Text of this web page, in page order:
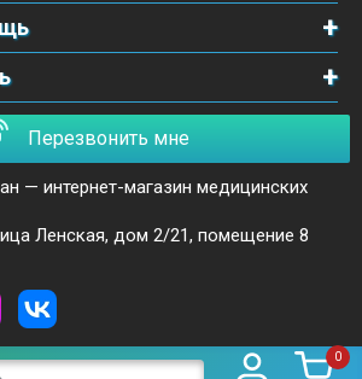
0
Перезвонить мне
— интернет-магазин медицинских
Ленская, дом 2/21, помещение 8